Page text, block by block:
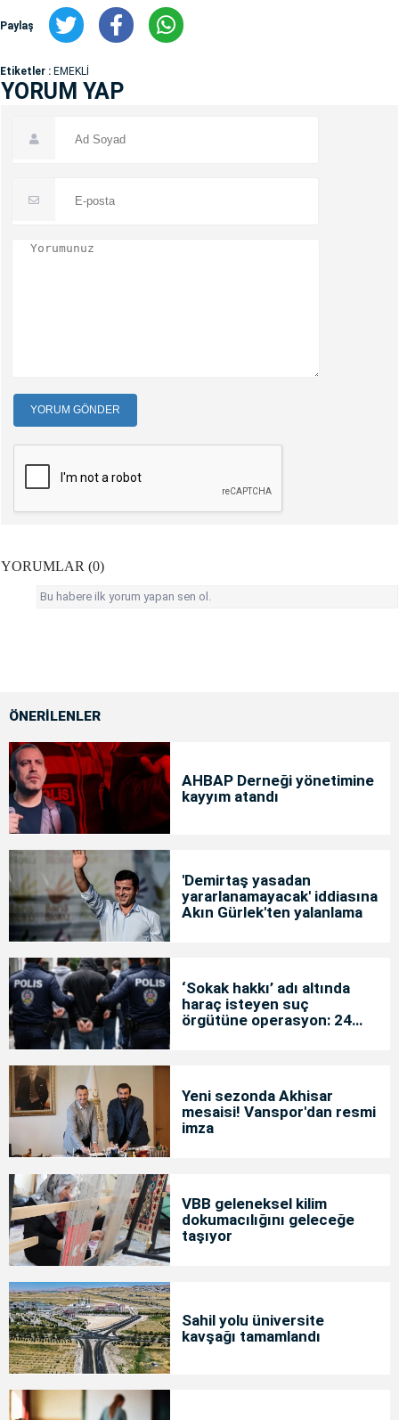
Paylaş
Etiketler : EMEKLİ
YORUM YAP
YORUM GÖNDER
YORUMLAR (0)
Bu habere ilk yorum yapan sen ol.
ÖNERİLENLER
AHBAP Derneği yönetimine
kayyım atandı
'Demirtaş yasadan
yararlanamayacak' iddiasına
Akın Gürlek'ten yalanlama
‘Sokak hakkı’ adı altında
haraç isteyen suç
örgütüne operasyon: 24
Yeni sezonda Akhisar
mesaisi! Vanspor'dan resmi
imza
VBB geleneksel kilim
dokumacılığını geleceğe
taşıyor
Sahil yolu üniversite
kavşağı tamamlandı